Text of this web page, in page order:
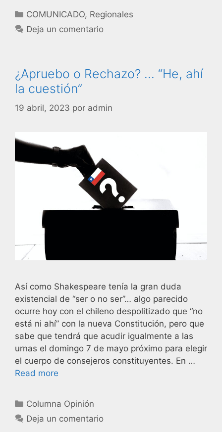
COMUNICADO, Regionales
Deja un comentario
¿Apruebo o Rechazo? … “He, ahí
la cuestión”
19 abril, 2023 por admin
Así como Shakespeare tenía la gran duda
existencial de “ser o no ser”… algo parecido
ocurre hoy con el chileno despolitizado que “no
está ni ahí” con la nueva Constitución, pero que
sabe que tendrá que acudir igualmente a las
urnas el domingo 7 de mayo próximo para elegir
el cuerpo de consejeros constituyentes. En …
Read more
Columna Opinión
Deja un comentario